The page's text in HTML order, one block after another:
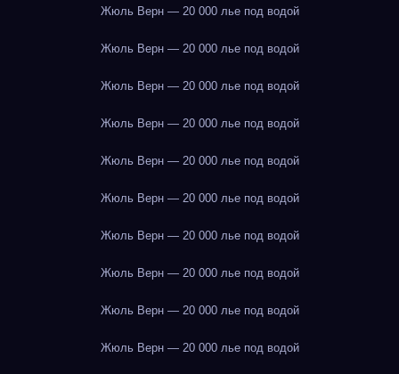
Жюль Верн — 20 000 лье под водой
Жюль Верн — 20 000 лье под водой
Жюль Верн — 20 000 лье под водой
Жюль Верн — 20 000 лье под водой
Жюль Верн — 20 000 лье под водой
Жюль Верн — 20 000 лье под водой
Жюль Верн — 20 000 лье под водой
Жюль Верн — 20 000 лье под водой
Жюль Верн — 20 000 лье под водой
Жюль Верн — 20 000 лье под водой